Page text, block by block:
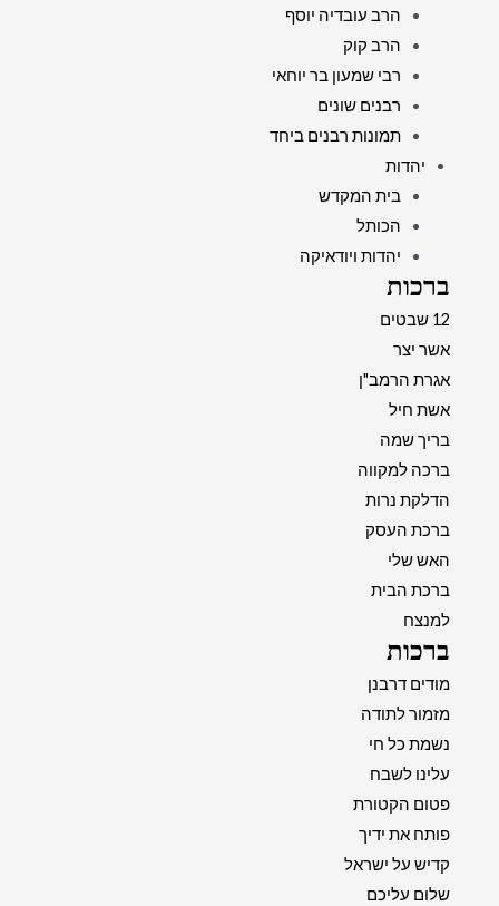
הרב עובדיה יוסף
הרב קוק
רבי שמעון בר יוחאי
רבנים שונים
תמונות רבנים ביחד
יהדות
בית המקדש
הכותל
יהדות ויודאיקה
ברכות
12 שבטים
אשר יצר
אגרת הרמב"ן
אשת חיל
בריך שמה
ברכה למקווה
הדלקת נרות
ברכת העסק
האש שלי
ברכת הבית
למנצח
ברכות
מודים דרבנן
מזמור לתודה
נשמת כל חי
עלינו לשבח
פטום הקטורת
פותח את ידיך
קדיש על ישראל
שלום עליכם